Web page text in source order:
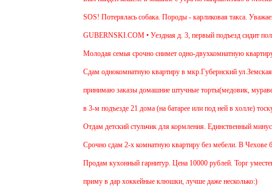
SOS! Потерялась собака. Породы - карликовая такса.
GUBERNSKI.COM • Уездная д. 3, первый подъезд сидит
Молодая семья срочно снимет одно-двухкомнатную квартиру
Cдам однокомнатную квартиру в мкр.Губернский ул.Земская.
принимаю заказы домашние штучные торты(медовик,
в 3-м подъезде 21 дома (на батарее или под ней в холле)
Отдам детский стульчик для кормления. Единственный минус -
Срочно сдам 2-х комнатную квартиру без мебели. В Чехове
Продам кухонный гарнитур. Цена 10000 рублей. Торг уместен.
приму в дар хоккейные клюшки, лучше даже несколько:)